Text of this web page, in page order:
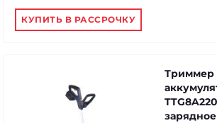
КУПИТЬ В РАССРОЧКУ
Триммер